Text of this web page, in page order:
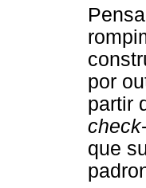
por
partir
check
que